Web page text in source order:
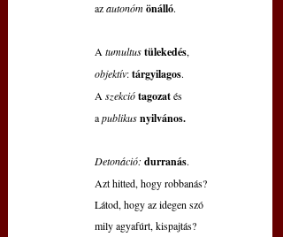
az autonóm önálló.
A tumultus tülekedés,
objektív: tárgyilagos.
A szekció tagozat és
a publikus nyilvános.
Detonáció: durranás.
Azt hitted, hogy robbanás?
Látod, hogy az idegen szó
mily agyafúrt, kispajtás?